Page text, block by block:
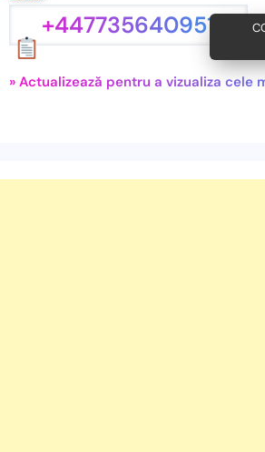
+447735640951
» Actualizează pentru a vizualiza cele